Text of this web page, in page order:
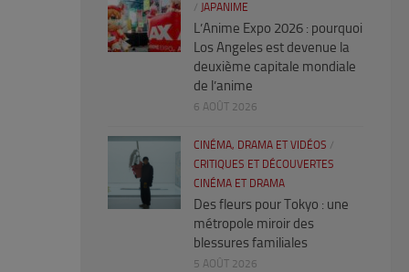
/ JAPANIME
L’Anime Expo 2026 : pourquoi
Los Angeles est devenue la
deuxième capitale mondiale
de l’anime
6 AOÛT 2026
CINÉMA, DRAMA ET VIDÉOS /
CRITIQUES ET DÉCOUVERTES
CINÉMA ET DRAMA
Des fleurs pour Tokyo : une
métropole miroir des
blessures familiales
5 AOÛT 2026